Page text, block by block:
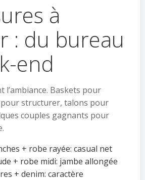
à
: du bureau
end
l’ambiance. Baskets pour
structurer, talons pour
couples gagnants pour
+ robe rayée: casual net
+ robe midi: jambe allongée
+ denim: caractère